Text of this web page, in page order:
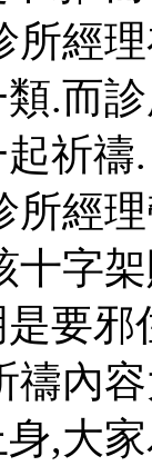
所經
.而
祈禱.
所經
十字
要
禱內
,大